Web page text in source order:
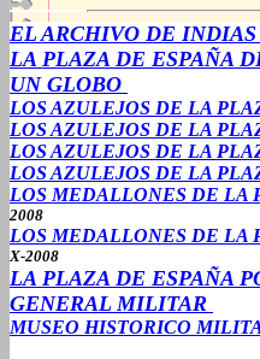
EL ARCHIVO DE INDIAS
LA PLAZA DE ESPAÑA
UN GLOBO
LOS AZULEJOS DE LA
LOS AZULEJOS DE LA
LOS AZULEJOS DE LA
LOS AZULEJOS DE LA
LOS MEDALLONES DE LA
2008
LOS MEDALLONES DE LA
X-2008
LA PLAZA DE ESPAÑA
GENERAL MILITAR
MUSEO HISTORICO